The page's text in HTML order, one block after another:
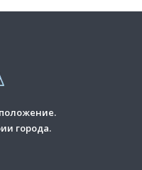
города.